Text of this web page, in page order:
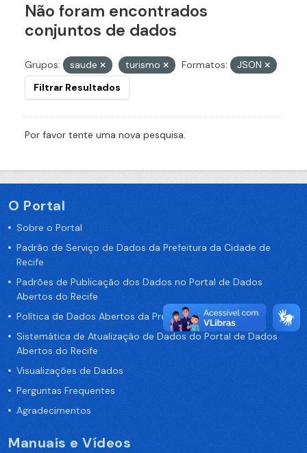
Não foram encontrados
conjuntos de dados
Grupos: saude turismo Formatos:
JSON
Filtrar Resultados
Por favor tente uma nova pesquisa.
O Portal
Sobre o Portal
Padrão de Serviço de Dados da Prefeitura da Cidade de
Recife
Padrões de Publicação dos Dados no Portal de Dados
Abertos do Recife
Política de Dados Abertos da Prefeitura do Recife
Sistemática de Atualização de Dados do Portal de Dados
Abertos do Recife
Visualizações de Dados
Perguntas Frequentes
Agradecimentos
Manuais e Vídeos